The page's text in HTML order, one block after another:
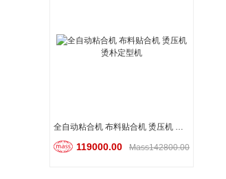
全自动粘合机 布料贴合机 烫压机 烫朴定型机
119000.00 Mass142800.00